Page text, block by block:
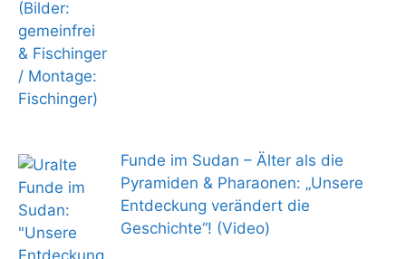
Funde im Sudan – Älter als die
Pyramiden & Pharaonen: „Unsere
Entdeckung verändert die
Geschichte“! (Video)